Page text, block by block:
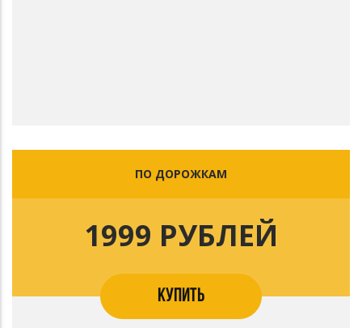
ПО ДОРОЖКАМ
1999 РУБЛЕЙ
КУПИТЬ